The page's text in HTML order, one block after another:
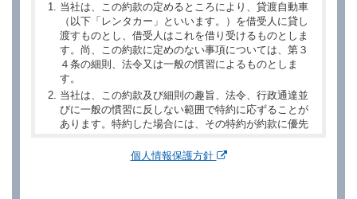
当社は、この約款の定めるところにより、貸渡自動車
（以下「レンタカー」といいます。）を借受人に貸し
渡すものとし、借受人はこれを借り受けるものとしま
す。尚、この約款に定めのない事項については、第３
４条の細則、法令又は一般の慣習によるものとしま
す。
当社は、この約款及び細則の趣旨、法令、行政通達並
びに一般の慣習に反しない範囲で特約に応ずることが
あります。特約した場合には、その特約が約款に優先
個人情報保護方針